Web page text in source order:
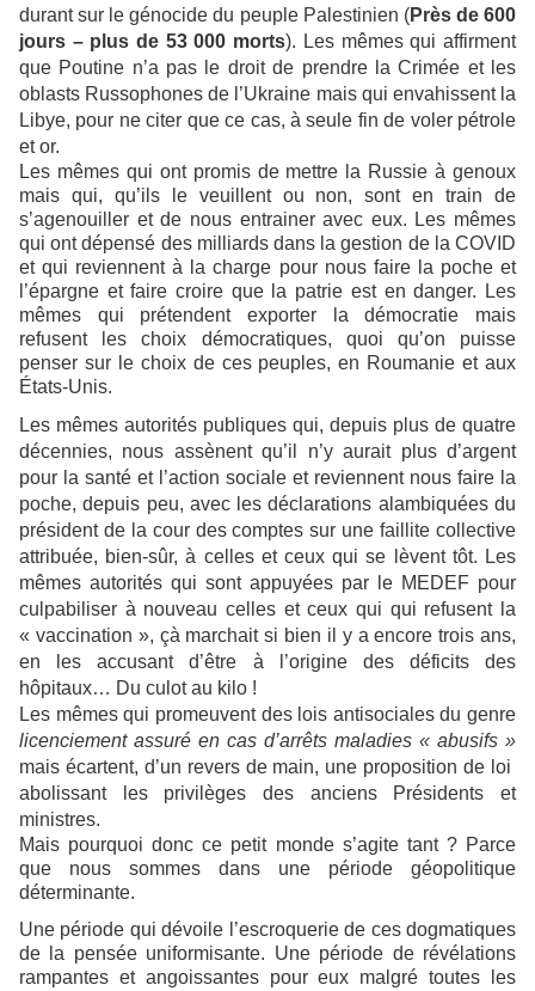
durant sur le génocide du peuple Palestinien (Près de 600
jours – plus de 53 000 morts). Les mêmes qui affirment
que Poutine n’a pas le droit de prendre la Crimée et les
oblasts Russophones de l’Ukraine mais qui envahissent la
Libye, pour ne citer que ce cas, à seule fin de voler pétrole
et or.
Les mêmes qui ont promis de mettre la Russie à genoux
mais qui, qu’ils le veuillent ou non, sont en train de
s’agenouiller et de nous entrainer avec eux. Les mêmes
qui ont dépensé des milliards dans la gestion de la COVID
et qui reviennent à la charge pour nous faire la poche et
l’épargne et faire croire que la patrie est en danger. Les
mêmes qui prétendent exporter la démocratie mais
refusent les choix démocratiques, quoi qu’on puisse
penser sur le choix de ces peuples, en Roumanie et aux
États-Unis.
Les mêmes autorités publiques qui, depuis plus de quatre
décennies, nous assènent qu’il n’y aurait plus d’argent
pour la santé et l’action sociale et reviennent nous faire la
poche, depuis peu, avec les déclarations alambiquées du
président de la cour des comptes sur une faillite collective
attribuée, bien-sûr, à celles et ceux qui se lèvent tôt. Les
mêmes autorités qui sont appuyées par le MEDEF pour
culpabiliser à nouveau celles et ceux qui qui refusent la
« vaccination », çà marchait si bien il y a encore trois ans,
en les accusant d’être à l’origine des déficits des
hôpitaux… Du culot au kilo !
Les mêmes qui promeuvent des lois antisociales du genre
licenciement assuré en cas d’arrêts maladies « abusifs »
mais écartent, d’un revers de main, une proposition de loi
abolissant les privilèges des anciens Présidents et
ministres.
Mais pourquoi donc ce petit monde s’agite tant ? Parce
que nous sommes dans une période géopolitique
déterminante.
Une période qui dévoile l’escroquerie de ces dogmatiques
de la pensée uniformisante. Une période de révélations
rampantes et angoissantes pour eux malgré toutes les